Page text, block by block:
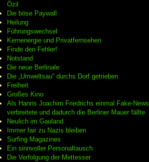
Özil
Die böse Paywall
Heilung
Führungswechsel
Kernenergie und Privatfernsehen
Finde den Fehler!
Notstand
Die neue Berlinale
Die „Umweltsau“ durchs Dorf getrieben
Freiheit
Großes Kino
Als Hanns Joachim Friedrichs einmal Fake-News
verbreitete und dadurch die Berliner Mauer fällte
Neulich im Gauland
Immer fair zu Nazis bleiben
Surfing Magazines
Ein sinnvoller Personaltausch
Die Verfolgung der Mettesser